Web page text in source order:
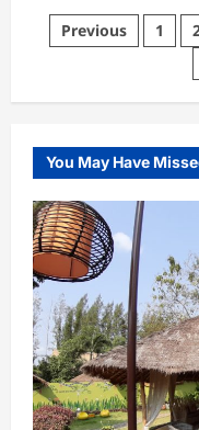
New!
โปร
โม
ทาง
บิน
กรุงเทพฯ
(สุวรรณภูมิ
สู่
โอ
กิน
าว่า
(นาฮะ)
ราคา
เริ่ม
ต้น
เพียง
2,299
บาท
จอง
ด่วน!
Posts
Previous 1
You May Have